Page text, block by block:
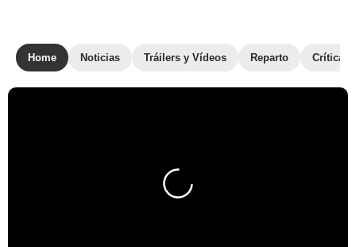
Home Noticias Tráilers y Vídeos Reparto Críticas